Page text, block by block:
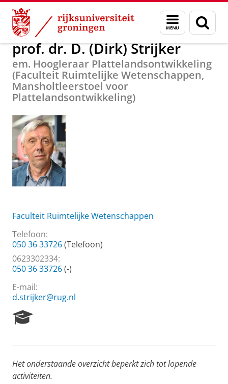
Skip
Content
Skip
Navigation
Menu
en
zoeken
Over ons prof. dr. D. (Dirk) Strijker
prof. dr. D. (Dirk) Strijker
em. Hoogleraar Plattelandsontwikkeling
(Faculteit Ruimtelijke Wetenschappen,
Mansholtleerstoel voor
Plattelandsontwikkeling)
Faculteit Ruimtelijke Wetenschappen
Telefoon:
050 36 33726(Telefoon)
0623302334:
050 36 33726(-)
E-mail:
d.strijker@rug.nl
e
r
c
Het onderstaande overzicht beperkt zich tot lopende
activiteiten.